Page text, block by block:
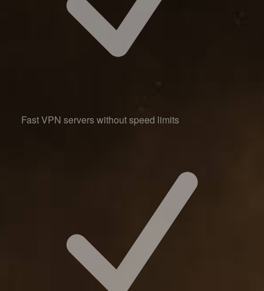
Fast VPN servers without speed limits